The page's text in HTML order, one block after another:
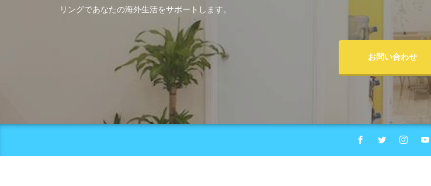
リングであなたの海外生活をサポートします。
お問い合わせ